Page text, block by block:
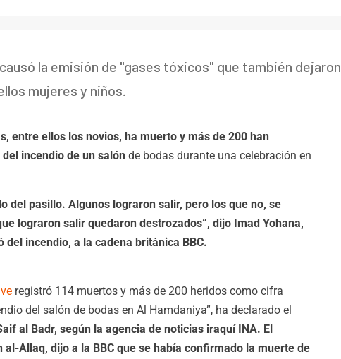
la emisión de "gases tóxicos" que también dejaron
mujeres y niños.
entre ellos los novios, ha muerto y más de 200 han
incendio de un salón de bodas durante una celebración en
del pasillo. Algunos lograron salir, pero los que no, se
lograron salir quedaron destrozados”, dijo Imad Yohana,
del incendio, a la cadena británica BBC.
registró 114 muertos y más de 200 heridos como cifra
del salón de bodas en Al Hamdaniya”, ha declarado el
al Badr, según la agencia de noticias iraquí INA. El
Allaq, dijo a la BBC que se había confirmado la muerte de